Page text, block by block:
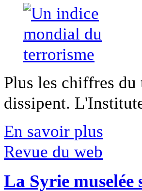
Plus les chiffres du
dissipent.
En savoir plus
Revue du web
La Syrie